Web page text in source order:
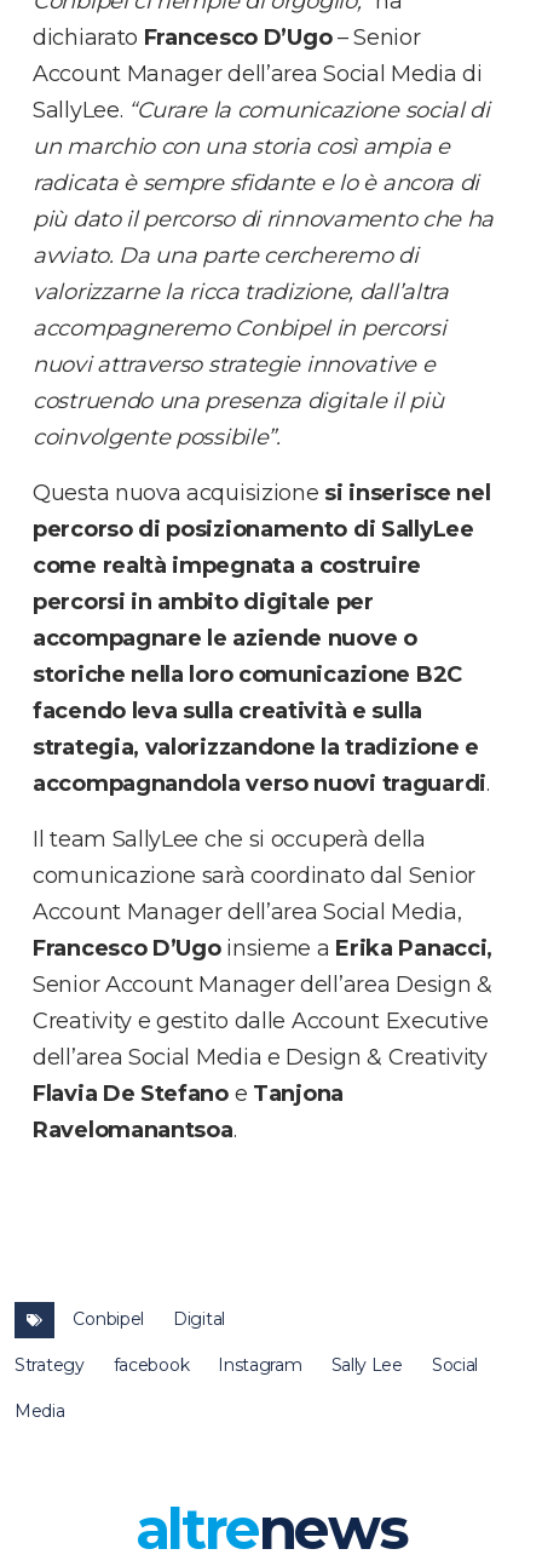
dichiarato Francesco D’Ugo– Senior
Account Manager dell’area Social Media di
SallyLee. “Curare la comunicazione social di
un marchio con una storia così ampia e
radicata è sempre sfidante e lo è ancora di
più dato il percorso di rinnovamento che ha
avviato. Da una parte cercheremo di
valorizzarne la ricca tradizione, dall’altra
accompagneremo Conbipel in percorsi
nuovi attraverso strategie innovative e
costruendo una presenza digitale il più
coinvolgente possibile”.
Questa nuova acquisizione si inserisce nel
percorso di posizionamento di SallyLee
come realtà impegnata a costruire
percorsi in ambito digitale per
accompagnare le aziende nuove o
storiche nella loro comunicazione B2C
facendo leva sulla creatività e sulla
strategia, valorizzandone la tradizione e
accompagnandola verso nuovi traguardi.
Il team SallyLee che si occuperà della
comunicazione sarà coordinato dal Senior
Account Manager dell’area Social Media,
Francesco D’Ugoinsieme a Erika Panacci,
Senior Account Manager dell’area Design &
Creativity e gestito dalle Account Executive
dell’area Social Media e Design & Creativity
Flavia De Stefanoe Tanjona
Ravelomanantsoa.
Conbipel Digital
Strategy facebook Instagram Sally Lee Social
Media
altrenews